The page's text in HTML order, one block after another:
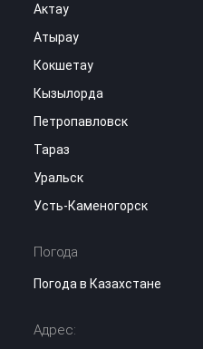
Актау
Атырау
Кокшетау
Кызылорда
Петропавловск
Тараз
Уральск
Усть-Каменогорск
Погода
Погода в Казахстане
Адрес: